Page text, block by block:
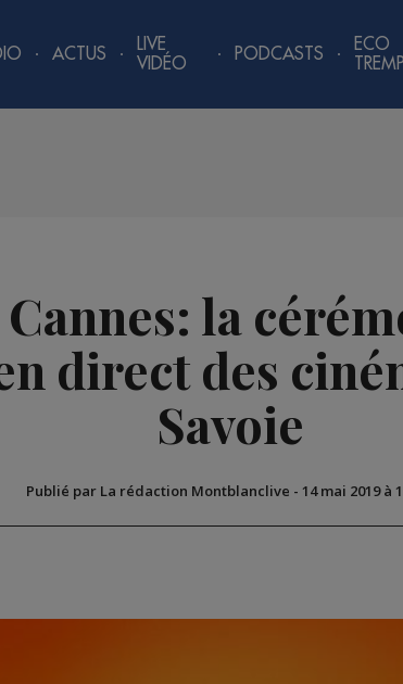
ACTUS
LIVE
VIDÉO
PODCASTS
ECO
la
direct des
Savoie
Publié par La rédaction Montblanclive - 14 mai 2019 à